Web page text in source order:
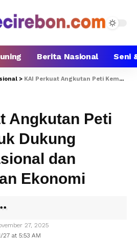
Berita Nasional Seni
> KAI Perkuat Angkutan Peti Kemas untuk Dukung Logistik Nasional dan Pertumbuhan Ekonomi
Angkutan Peti
Dukung
dan
Ekonomi
27 at 5:53 AM
27, 2025